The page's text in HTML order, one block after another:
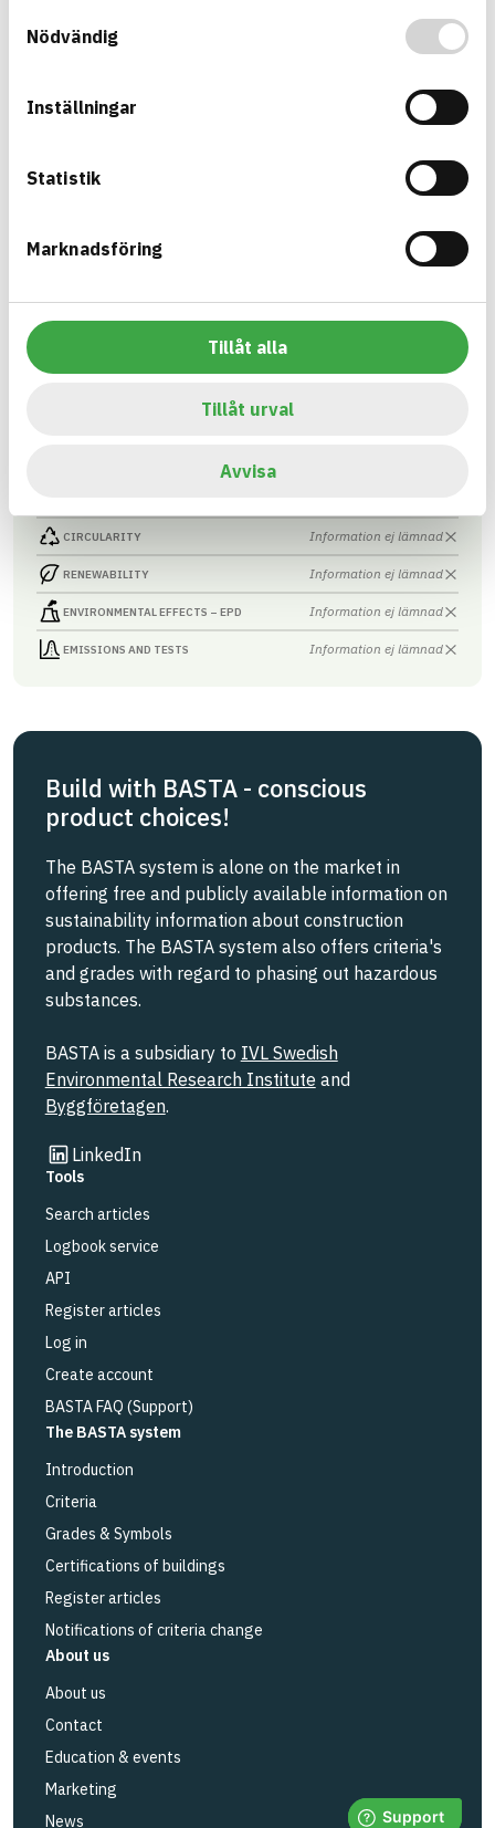
Nödvändig
Inställningar
Statistik
Marknadsföring
Tillåt alla
Tillåt urval
Avvisa
Information available
CIRCULARITY Information ej lämnad
ENVIRONMENTAL EFFECTS – EPD Information ej lämnad
Asfaltmassa ABb
ARTICLE NUMBER
BRAND NAME
BASTA ID
HEALTH AND ENVIRONMENTAL HAZARDS
CIRCULARITY Information ej lämnad
RENEWABILITY Information ej lämnad
ENVIRONMENTAL EFFECTS – EPD Information ej lämnad
EMISSIONS AND TESTS Information ej lämnad
Build with BASTA - conscious
product choices!
The BASTA system is alone on the market in
offering free and publicly available information on
sustainability information about construction
products. The BASTA system also offers criteria's
and grades with regard to phasing out hazardous
substances.
BASTA is a subsidiary to IVL Swedish
Environmental Research Institute and
Byggföretagen.
LinkedIn
Link to other website
Tools
Search articles
Logbook service
API
Register articles
Log in
Create account
BASTA FAQ (Support)
The BASTA system
Introduction
Criteria
Grades & Symbols
Certifications of buildings
Register articles
Notifications of criteria change
About us
About us
Contact
Education & events
Marketing
News